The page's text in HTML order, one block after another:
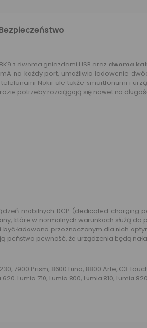
Bezpieczeństwo
z dwoma gniazdami USB oraz dwoma
na każdy port, umożliwia ładowanie
Nokii ale także smartfonami i
potrzeby rozciągają się nawet na
mobilnych DCP (dedicated charging
które w normalnych warunkach służą do
ładowane przeznaczonym dla nich
państwo pewność, że urządzenia będą
7900 Prism, 8600 Luna, 8800 Arte, C3
Lumia 710, Lumia 800, Lumia 810, Lumia